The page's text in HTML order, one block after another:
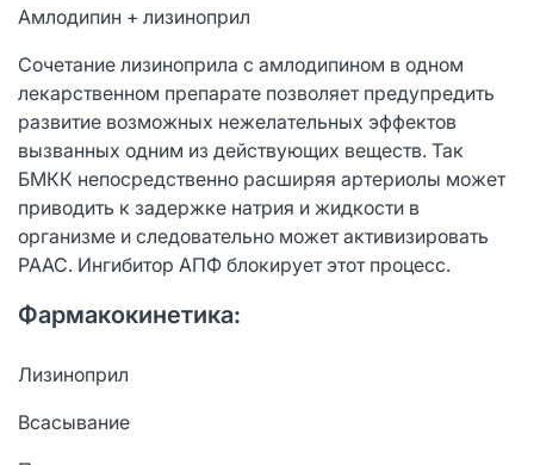
Амлодипин + лизиноприл
Сочетание лизиноприла с амлодипином в одном
лекарственном препарате позволяет предупредить
развитие возможных нежелательных эффектов
вызванных одним из действующих веществ. Так
БМКК непосредственно расширяя артериолы может
приводить к задержке натрия и жидкости в
организме и следовательно может активизировать
РААС. Ингибитор АПФ блокирует этот процесс.
Фармакокинетика:
Лизиноприл
Всасывание